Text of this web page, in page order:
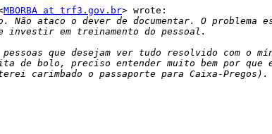
MBORBA at trf3.gov.br> wrote:
Não ataco o dever de documentar. O problema
pessoas que desejam ver tudo resolvido com o
de bolo, preciso entender muito bem por